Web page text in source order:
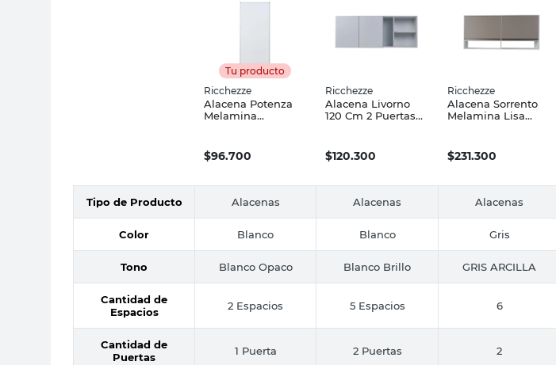
Tu producto
Ricchezze
Alacena Potenza
Melamina
Ricchezze
$96.700
Ricchezze
Alacena Livorno
120 Cm 2 Puertas
$120.300
Ricchezze
Alacena Sorrento
Melamina Lisa
Gris Arcilla
Ricchezze
$231.300
Tipo de Producto Alacenas Alacenas Alacenas
Color Blanco Blanco Gris
Tono Blanco Opaco Blanco Brillo GRIS ARCILLA
Cantidad de
Espacios
2 Espacios 5 Espacios 6
Cantidad de
Puertas
1 Puerta 2 Puertas 2